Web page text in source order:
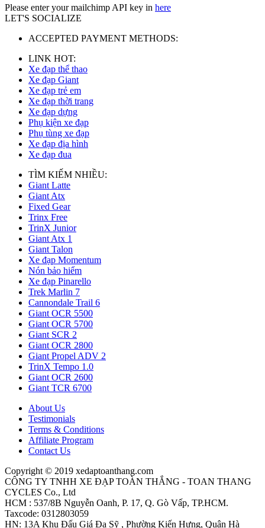
Please enter your mailchimp API key in here
LET'S SOCIALIZE
ACCEPTED PAYMENT METHODS:
LINK HOT:
Xe đạp thể thao
Xe đạp Giant
Xe đạp trẻ em
Xe đạp thời trang
Xe đạp dựng
Phụ kiện xe đạp
Phụ tùng xe đạp
Xe đạp địa hình
Xe đạp đua
TÌM KIẾM NHIỀU:
Giant Latte
Giant Atx
Fixed Gear
Trinx Free
TrinX Junior
Giant Atx 1
Giant Talon
Xe đạp Momentum
Nón bảo hiểm
Xe đạp Pinarello
Trek Marlin 7
Cannondale Trail 6
Giant OCR 5500
Giant OCR 5700
Giant SCR 2
Giant OCR 2800
Giant Propel ADV 2
TrinX Tempo 1.0
Giant OCR 2600
Giant TCR 6700
About Us
Testimonials
Terms & Conditions
Affiliate Program
Contact Us
Copyright © 2019 xedaptoanthang.com
CÔNG TY TNHH XE ĐẠP TOÀN THẮNG - TOAN THANG
CYCLES Co., Ltd
HCM : 537/8B Nguyễn Oanh, P. 17, Q. Gò Vấp, TP.HCM.
Taxcode: 0312803059
HN: 13A Khu Đấu Giá Đa Sỹ , Phường Kiến Hưng, Quận Hà